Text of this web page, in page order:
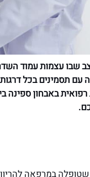
שבו עצמות עמוד
עם תסמינים בכל
באבחון ספינה
במרפאה